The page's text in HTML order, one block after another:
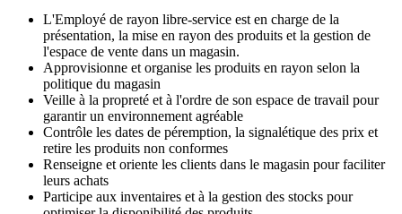
L'Employé de rayon libre-service est en charge de la
présentation, la mise en rayon des produits et la gestion de
l'espace de vente dans un magasin.
Approvisionne et organise les produits en rayon selon la
politique du magasin
Veille à la propreté et à l'ordre de son espace de travail pour
garantir un environnement agréable
Contrôle les dates de péremption, la signalétique des prix et
retire les produits non conformes
Renseigne et oriente les clients dans le magasin pour faciliter
leurs achats
Participe aux inventaires et à la gestion des stocks pour